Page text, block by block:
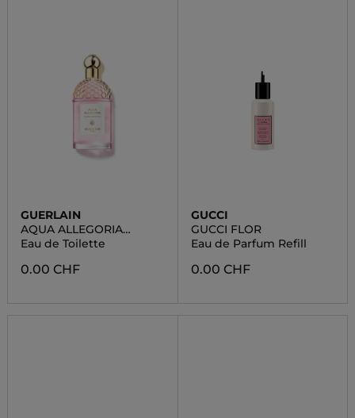
GUERLAIN
AQUA ALLEGORIA
FLORA CHERRYSIA
Eau de Toilette
0.00 CHF
GUCCI
GUCCI FLOR
Eau de Parfum Refill
0.00 CHF